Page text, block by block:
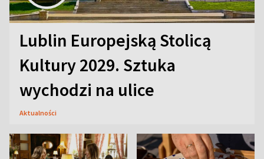
Lublin Europejską Stolicą
Kultury 2029. Sztuka
wychodzi na ulice
Aktualności